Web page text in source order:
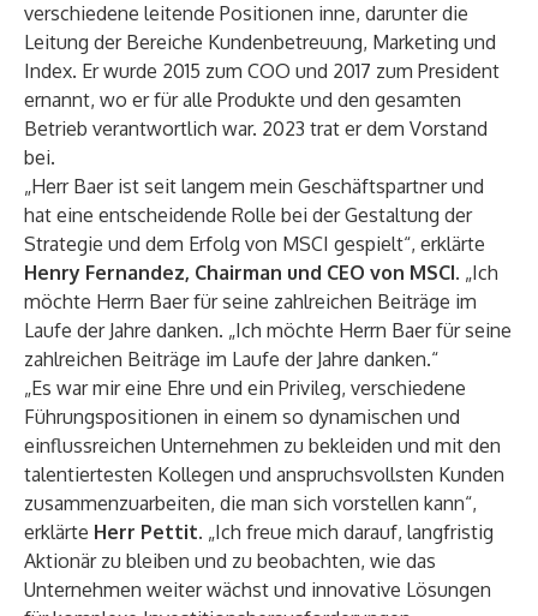
verschiedene leitende Positionen inne, darunter die
Leitung der Bereiche Kundenbetreuung, Marketing und
Index. Er wurde 2015 zum COO und 2017 zum President
ernannt, wo er für alle Produkte und den gesamten
Betrieb verantwortlich war. 2023 trat er dem Vorstand
bei.
„Herr Baer ist seit langem mein Geschäftspartner und
hat eine entscheidende Rolle bei der Gestaltung der
Strategie und dem Erfolg von MSCI gespielt“, erklärte
Henry Fernandez, Chairman und CEO von MSCI. „Ich
möchte Herrn Baer für seine zahlreichen Beiträge im
Laufe der Jahre danken. „Ich möchte Herrn Baer für seine
zahlreichen Beiträge im Laufe der Jahre danken.“
„Es war mir eine Ehre und ein Privileg, verschiedene
Führungspositionen in einem so dynamischen und
einflussreichen Unternehmen zu bekleiden und mit den
talentiertesten Kollegen und anspruchsvollsten Kunden
zusammenzuarbeiten, die man sich vorstellen kann“,
erklärte Herr Pettit. „Ich freue mich darauf, langfristig
Aktionär zu bleiben und zu beobachten, wie das
Unternehmen weiter wächst und innovative Lösungen